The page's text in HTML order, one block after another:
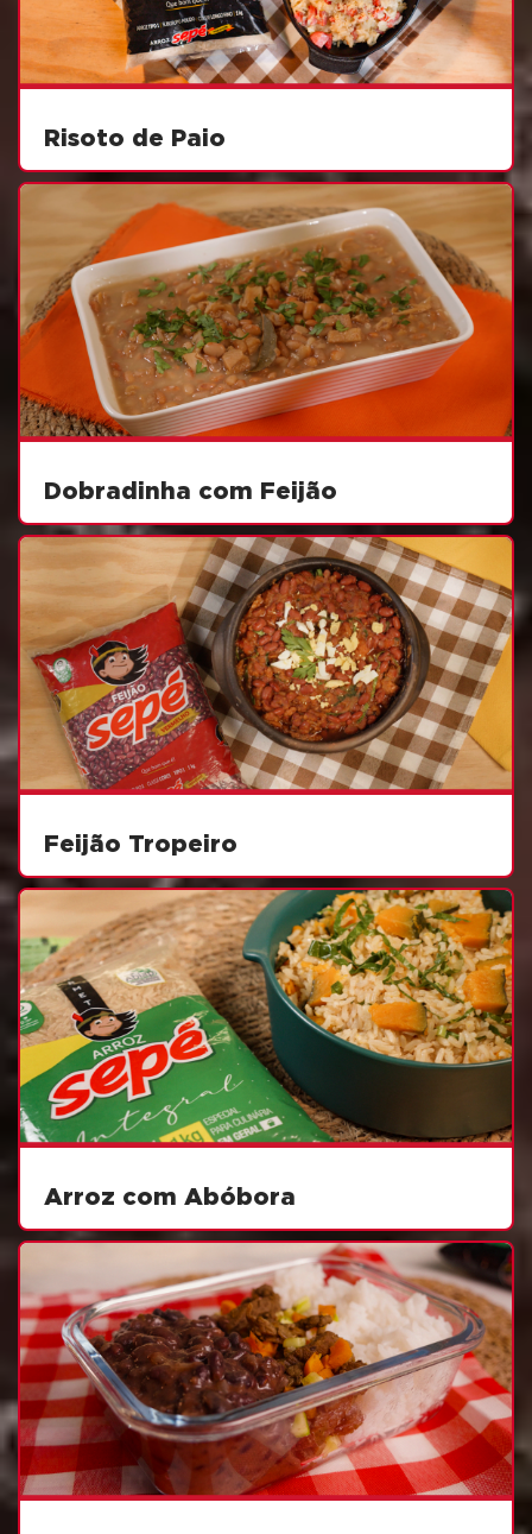
Risoto de Paio
Dobradinha com Feijão
Feijão Tropeiro
Arroz com Abóbora